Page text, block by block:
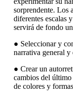
sorprendente. Los
diferentes escalas
servirá de fondo
● Seleccionar y
narrativa general y
● Crear un
cambios del último
de colores y